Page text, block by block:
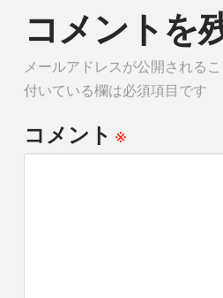
コメントを
メールアドレスが公開されるこ
付いている欄は必須項目です
コメント※